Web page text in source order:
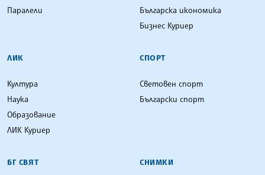
Паралели
Българска икономика
Бизнес Куриер
ЛИК
Култура
Наука
Образование
ЛИК Куриер
СПОРТ
Световен спорт
Български спорт
БГ СВЯТ СНИМКИ